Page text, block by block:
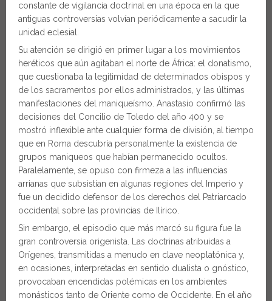
constante de vigilancia doctrinal en una época en la que
antiguas controversias volvían periódicamente a sacudir la
unidad eclesial.
Su atención se dirigió en primer lugar a los movimientos
heréticos que aún agitaban el norte de África: el donatismo,
que cuestionaba la legitimidad de determinados obispos y
de los sacramentos por ellos administrados, y las últimas
manifestaciones del maniqueísmo. Anastasio confirmó las
decisiones del Concilio de Toledo del año 400 y se
mostró inflexible ante cualquier forma de división, al tiempo
que en Roma descubría personalmente la existencia de
grupos maniqueos que habían permanecido ocultos.
Paralelamente, se opuso con firmeza a las influencias
arrianas que subsistían en algunas regiones del Imperio y
fue un decidido defensor de los derechos del Patriarcado
occidental sobre las provincias de Ilírico.
Sin embargo, el episodio que más marcó su figura fue la
gran controversia origenista. Las doctrinas atribuidas a
Orígenes, transmitidas a menudo en clave neoplatónica y,
en ocasiones, interpretadas en sentido dualista o gnóstico,
provocaban encendidas polémicas en los ambientes
monásticos tanto de Oriente como de Occidente. En el año